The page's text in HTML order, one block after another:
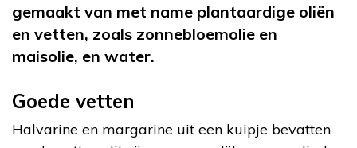
gemaakt van met name plantaardige oliën
en vetten, zoals zonnebloemolie en
maisolie, en water.
Goede vetten
Halvarine en margarine uit een kuipje bevatten